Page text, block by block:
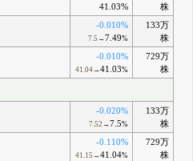
41.03%
株
-0.010%
7.5→ 7.49%
133万
株
-0.010%
41.04→ 41.03%
729万
株
-0.020%
7.52→ 7.5%
133万
株
-0.110%
41.15→ 41.04%
729万
株